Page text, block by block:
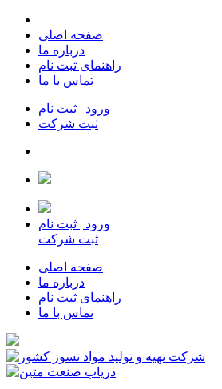
صفحه اصلی
درباره ما
راهنمای ثبت نام
تماس با ما
ورود | ثبت نام
ثبت شرکت
ورود | ثبت نام
ثبت شرکت
صفحه اصلی
درباره ما
راهنمای ثبت نام
تماس با ما